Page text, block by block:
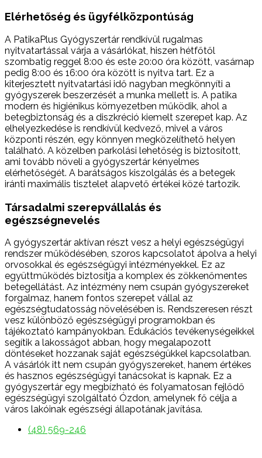
Elérhetőség és ügyfélközpontúság
A PatikaPlus Gyógyszertár rendkívül rugalmas
nyitvatartással várja a vásárlókat, hiszen hétfőtől
szombatig reggel 8:00 és este 20:00 óra között, vasárnap
pedig 8:00 és 16:00 óra között is nyitva tart. Ez a
kiterjesztett nyitvatartási idő nagyban megkönnyíti a
gyógyszerek beszerzését a munka mellett is. A patika
modern és higiénikus környezetben működik, ahol a
betegbiztonság és a diszkréció kiemelt szerepet kap. Az
elhelyezkedése is rendkívül kedvező, mivel a város
központi részén, egy könnyen megközelíthető helyen
található. A közelben parkolási lehetőség is biztosított,
ami tovább növeli a gyógyszertár kényelmes
elérhetőségét. A barátságos kiszolgálás és a betegek
iránti maximális tisztelet alapvető értékei közé tartozik.
Társadalmi szerepvállalás és
egészségnevelés
A gyógyszertár aktívan részt vesz a helyi egészségügyi
rendszer működésében, szoros kapcsolatot ápolva a helyi
orvosokkal és egészségügyi intézményekkel. Ez az
együttműködés biztosítja a komplex és zökkenőmentes
betegellátást. Az intézmény nem csupán gyógyszereket
forgalmaz, hanem fontos szerepet vállal az
egészségtudatosság növelésében is. Rendszeresen részt
vesz különböző egészségügyi programokban és
tájékoztató kampányokban. Edukációs tevékenységeikkel
segítik a lakosságot abban, hogy megalapozott
döntéseket hozzanak saját egészségükkel kapcsolatban.
A vásárlók itt nem csupán gyógyszereket, hanem értékes
és hasznos egészségügyi tanácsokat is kapnak. Ez a
gyógyszertár egy megbízható és folyamatosan fejlődő
egészségügyi szolgáltató Ózdon, amelynek fő célja a
város lakóinak egészségi állapotának javítása.
(48) 569-246